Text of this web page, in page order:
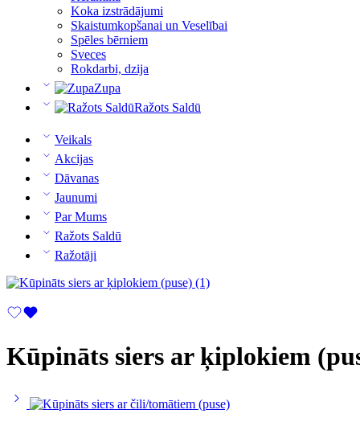
Koka izstrādājumi
Skaistumkopšanai un Veselībai
Spēles bērniem
Sveces
Rokdarbi, dzija
Zupa
Ražots Saldū
Veikals
Akcijas
Dāvanas
Jaunumi
Par Mums
Ražots Saldū
Ražotāji
Kūpināts siers ar ķiplokiem